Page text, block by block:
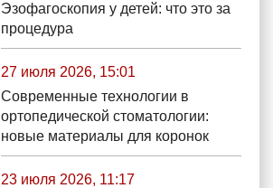
Эзофагоскопия у детей: что это за
процедура
27 июля 2026, 15:01
Современные технологии в
ортопедической стоматологии:
новые материалы для коронок
23 июля 2026, 11:17